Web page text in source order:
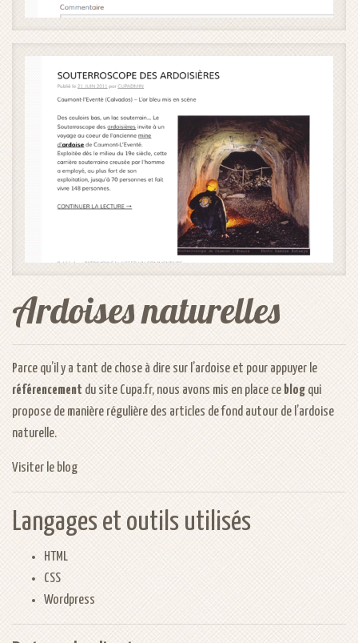
Ardoises naturelles - image 3 / 4
Ardoises naturelles - image 4 / 4
Ardoises naturelles
Parce qu’il y a tant de chose à dire sur l’ardoise et pour appuyer le
référencement du site Cupa.fr, nous avons mis en place ce blog qui
propose de manière régulière des articles de fond autour de l’ardoise
naturelle.
Visiter le blog
Langages et outils utilisés
HTML
CSS
Wordpress